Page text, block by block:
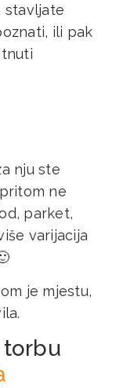
stavljate
ili pak
nju ste
ne
parket,
varijacija
je mjestu,
torbu